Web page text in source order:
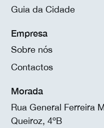
Guia da Cidade
Empresa
Sobre nós
Contactos
Morada
Rua General Ferreira
Queiroz, 4ºB